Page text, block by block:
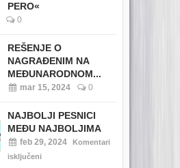
PERO«
0
REŠENJE O
NAGRAĐENIM NA
MEĐUNARODNOM...
mar 15, 2024 0
NAJBOLJI PESNICI
MEĐU NAJBOLJIMA
feb 29, 2024
Komentari
isključeni